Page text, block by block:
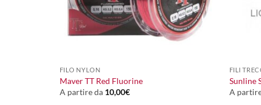
FILO NYLON
Maver TT Red Fluorine
A partire da 10,00€
FILI
Sunline
A